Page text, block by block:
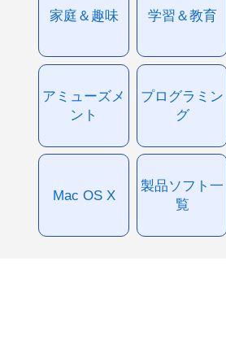
家庭＆趣味 学習＆教育
アミューズメ
ント
プログラミン
グ
Mac OS X
製品ソフト一
覧